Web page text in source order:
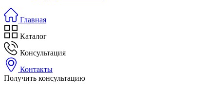
Главная
Каталог
Консультация
Контакты
Получить консультацию